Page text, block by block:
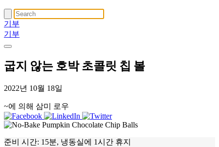
기부
기부
굽지 않는 호박 초콜릿 칩 볼
2022년 10월 18일
~에 의해 삼미 로우
준비 시간: 15분, 냉동실에 1시간 휴지